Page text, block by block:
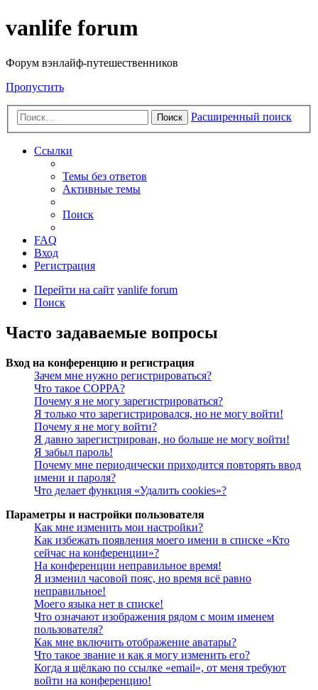
vanlife forum
Форум вэнлайф-путешественников
Пропустить
Поиск Расширенный поиск
Ссылки
Темы без ответов
Активные темы
Поиск
FAQ
Вход
Регистрация
Перейти на сайт vanlife forum
Поиск
Часто задаваемые вопросы
Вход на конференцию и регистрация
Зачем мне нужно регистрироваться?
Что такое COPPA?
Почему я не могу зарегистрироваться?
Я только что зарегистрировался, но не могу войти!
Почему я не могу войти?
Я давно зарегистрирован, но больше не могу войти!
Я забыл пароль!
Почему мне периодически приходится повторять ввод
имени и пароля?
Что делает функция «Удалить cookies»?
Параметры и настройки пользователя
Как мне изменить мои настройки?
Как избежать появления моего имени в списке «Кто
сейчас на конференции»?
На конференции неправильное время!
Я изменил часовой пояс, но время всё равно
неправильное!
Моего языка нет в списке!
Что означают изображения рядом с моим именем
пользователя?
Как мне включить отображение аватары?
Что такое звание и как я могу изменить его?
Когда я щёлкаю по ссылке «email», от меня требуют
войти на конференцию!